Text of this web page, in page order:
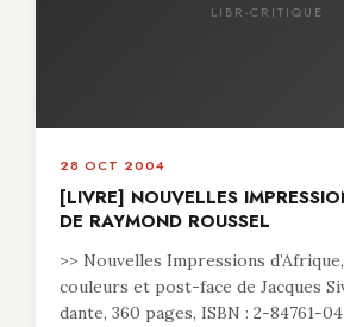
LIBR-CRITIQUE
28 OCT 2004
[LIVRE] NOUVELLES
DE RAYMOND ROUSSEL
>> Nouvelles Impressions
couleurs et post-face de Jacques
dante, 360 pages, ISBN : 2-84761-